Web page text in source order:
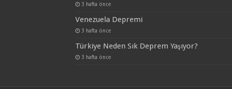
3 hafta önce
Venezuela Depremi
3 hafta önce
Türkiye Neden Sık Deprem Yaşıyor?
3 hafta önce